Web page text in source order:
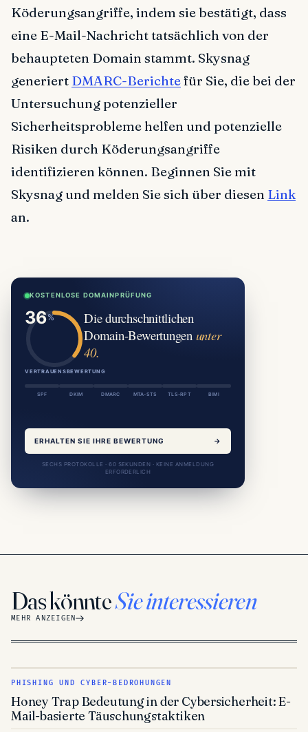
Köderungsangriffe, indem sie bestätigt, dass
eine E-Mail-Nachricht tatsächlich von der
behaupteten Domain stammt. Skysnag
generiert DMARC-Berichtefür Sie, die bei der
Untersuchung potenzieller
Sicherheitsprobleme helfen und potenzielle
Risiken durch Köderungsangriffe
identifizieren können. Beginnen Sie mit
Skysnag und melden Sie sich über diesen Link
an.
KOSTENLOSE DOMAINPRÜFUNG
VERTRAUENSBEWERTUNG
Die durchschnittlichen
Domain-Bewertungen unter
40.
SPF DKIM DMARC MTA-STS TLS-RPT BIMI
ERHALTEN SIE IHRE BEWERTUNG →
SECHS PROTOKOLLE · 60 SEKUNDEN · KEINE ANMELDUNG
ERFORDERLICH
Das könnteSie interessieren
MEHR ANZEIGEN
PHISHING UND CYBER-BEDROHUNGEN
Honey Trap Bedeutung in der Cybersicherheit: E-
Mail-basierte Täuschungstaktiken